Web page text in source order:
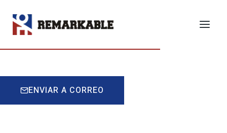
Contenido
ENVIAR A CORREO